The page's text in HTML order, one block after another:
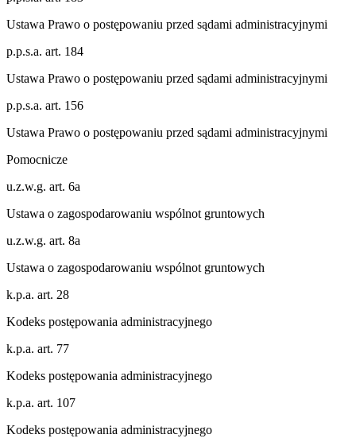
Ustawa Prawo o postępowaniu przed sądami administracyjnymi
p.p.s.a. art. 184
Ustawa Prawo o postępowaniu przed sądami administracyjnymi
p.p.s.a. art. 156
Ustawa Prawo o postępowaniu przed sądami administracyjnymi
Pomocnicze
u.z.w.g. art. 6a
Ustawa o zagospodarowaniu wspólnot gruntowych
u.z.w.g. art. 8a
Ustawa o zagospodarowaniu wspólnot gruntowych
k.p.a. art. 28
Kodeks postępowania administracyjnego
k.p.a. art. 77
Kodeks postępowania administracyjnego
k.p.a. art. 107
Kodeks postępowania administracyjnego